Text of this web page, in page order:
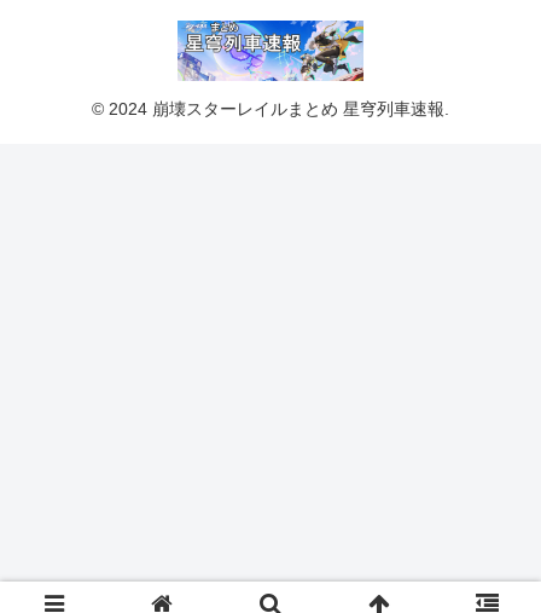
© 2024 崩壊スターレイルまとめ 星穹列車速報.